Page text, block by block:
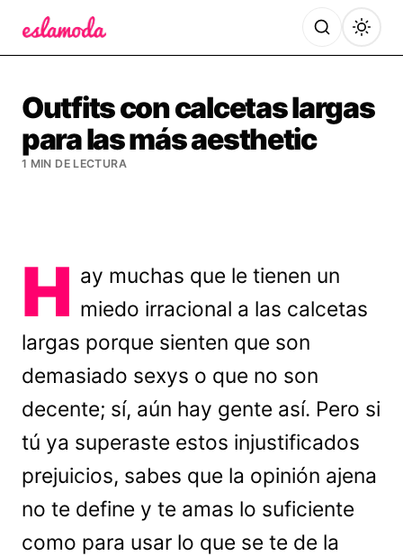
Outfits con calcetas largas
para las más aesthetic
1 MIN DE LECTURA
H ay muchas que le tienen un
miedo irracional a las calcetas
largas porque sienten que son
demasiado sexys o que no son
decente; sí, aún hay gente así. Pero si
tú ya superaste estos injustificados
prejuicios, sabes que la opinión ajena
no te define y te amas lo suficiente
como para usar lo que se te de la